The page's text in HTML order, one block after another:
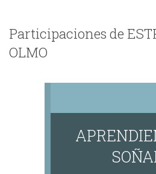
Participaciones de
OLMO